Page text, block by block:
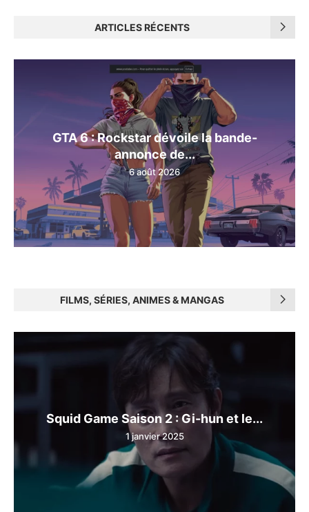
ARTICLES RÉCENTS
GTA 6 : Rockstar dévoile la bande-
annonce de...
6 août 2026
FILMS, SÉRIES, ANIMES & MANGAS
Squid Game Saison 2 : Gi-hun et le...
1 janvier 2025